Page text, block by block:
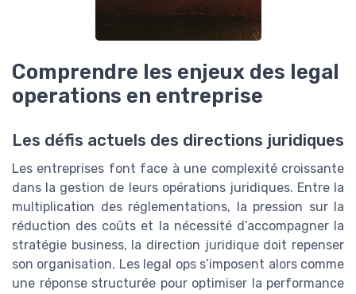
Comprendre les enjeux des legal
operations en entreprise
Les défis actuels des directions juridiques
Les entreprises font face à une complexité croissante
dans la gestion de leurs opérations juridiques. Entre la
multiplication des réglementations, la pression sur la
réduction des coûts et la nécessité d’accompagner la
stratégie business, la direction juridique doit repenser
son organisation. Les legal ops s’imposent alors comme
une réponse structurée pour optimiser la performance